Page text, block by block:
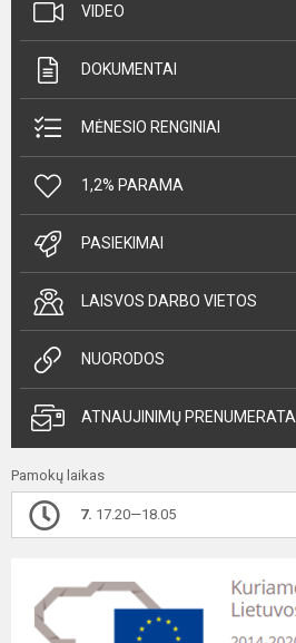
VIDEO
DOKUMENTAI
MĖNESIO RENGINIAI
1,2% PARAMA
PASIEKIMAI
LAISVOS DARBO VIETOS
NUORODOS
ATNAUJINIMŲ PRENUMERATA
Pamokų laikas
7. 17.20—18.05